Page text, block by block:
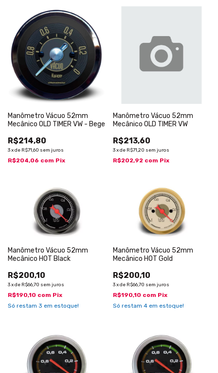
Manômetro Vácuo 52mm
Mecânico OLD TIMER VW - Bege
R$214,80
3xde R$71,60 sem juros
R$204,06 com Pix
Manômetro Vácuo 52mm
Mecânico OLD TIMER VW
R$213,60
3xde R$71,20 sem juros
R$202,92 com Pix
Manômetro Vácuo 52mm
Mecânico HOT Black
R$200,10
3xde R$66,70 sem juros
R$190,10 com Pix
Só restam 3 em estoque!
Manômetro Vácuo 52mm
Mecânico HOT Gold
R$200,10
3xde R$66,70 sem juros
R$190,10 com Pix
Só restam 4 em estoque!